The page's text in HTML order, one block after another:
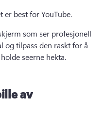
best for YouTube.
som ser profesjonell
og tilpass den raskt for å
seerne hekta.
av